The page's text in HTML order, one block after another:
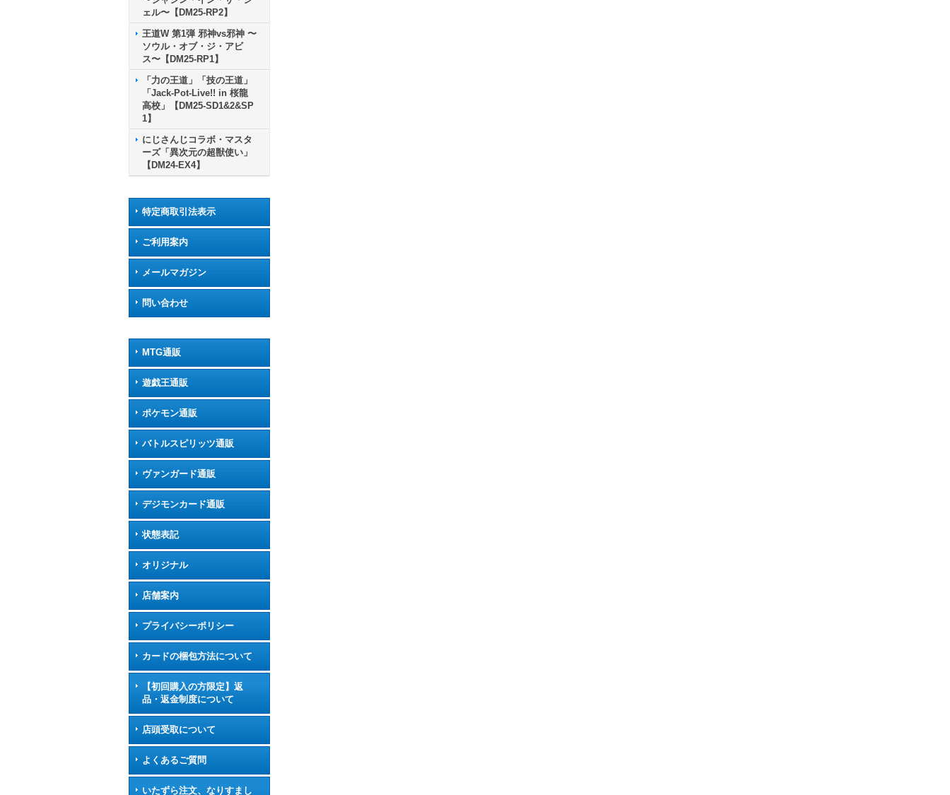
ェル〜【DM25-RP2】
王道W 第1弾 邪神vs邪神 〜
ソウル・オブ・ジ・アビ
ス〜【DM25-RP1】
「力の王道」「技の王道」
「Jack-Pot-Live!! in 桜龍
高校」【DM25-SD1&2&SP
1】
にじさんじコラボ・マスタ
ーズ「異次元の超獣使い」
【DM24-EX4】
特定商取引法表示
ご利用案内
メールマガジン
問い合わせ
MTG通販
遊戯王通販
ポケモン通販
バトルスピリッツ通販
ヴァンガード通販
デジモンカード通販
状態表記
オリジナル
店舗案内
プライバシーポリシー
カードの梱包方法について
【初回購入の方限定】返
品・返金制度について
店頭受取について
よくあるご質問
いたずら注文、なりすまし